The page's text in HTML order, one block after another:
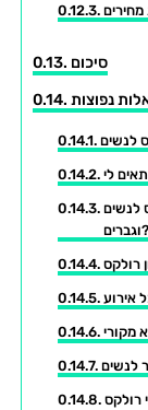
סיכום
נפוצות
לנשים
וגברים?
רולקס